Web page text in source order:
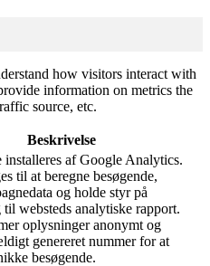
how visitors interact with
information on metrics the
source, etc.
Beskrivelse
installeres af Google Analytics.
til at beregne besøgende,
og holde styr på
til websteds analytiske rapport.
oplysninger anonymt og
genereret nummer for at
besøgende.